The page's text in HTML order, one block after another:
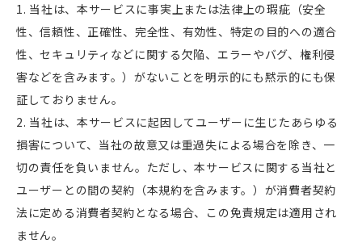
当社は、本サービスに事実上または法律上の瑕疵（安全
性、信頼性、正確性、完全性、有効性、特定の目的への適合
性、セキュリティなどに関する欠陥、エラーやバグ、権利侵
害などを含みます。）がないことを明示的にも黙示的にも保
証しておりません。
当社は、本サービスに起因してユーザーに生じたあらゆる
損害について、当社の故意又は重過失による場合を除き、一
切の責任を負いません。ただし、本サービスに関する当社と
ユーザーとの間の契約（本規約を含みます。）が消費者契約
法に定める消費者契約となる場合、この免責規定は適用され
ません。